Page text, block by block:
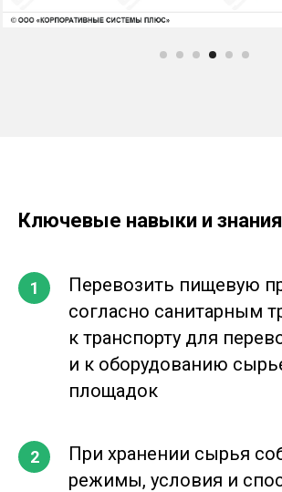
Ключевые навыки и
Перевозить пищевую
согласно санитарным
к транспорту для
и к оборудованию
площадок
При хранении сырья
режимы, условия и